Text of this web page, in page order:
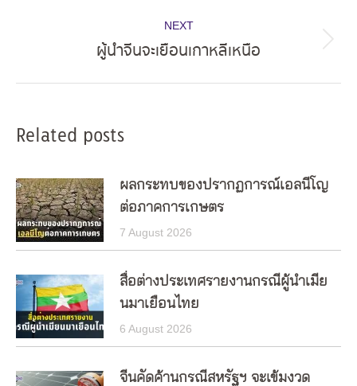
NEXT
Next
ผู้นำจีนจะเยือนเกาหลีเหนือ
Related posts
ผลกระทบของปรากฏการณ์เอลนีโญ
ต่อภาคการเกษตร
7 August 2026
สื่อต่างประเทศรายงานกรณีผู้นำเมีย
นมาเยือนไทย
6 August 2026
จีนคัดค้านกรณีสหรัฐฯ จะเข้มงวด